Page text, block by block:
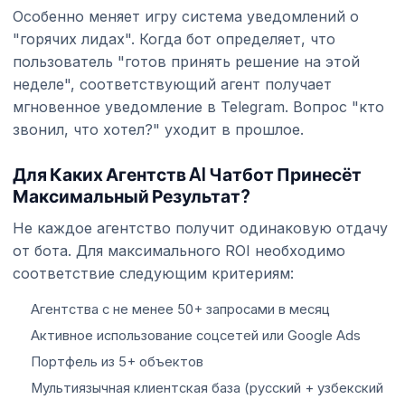
Особенно меняет игру система уведомлений о
"горячих лидах". Когда бот определяет, что
пользователь "готов принять решение на этой
неделе", соответствующий агент получает
мгновенное уведомление в Telegram. Вопрос "кто
звонил, что хотел?" уходит в прошлое.
Для Каких Агентств AI Чатбот Принесёт
Максимальный Результат?
Не каждое агентство получит одинаковую отдачу
от бота. Для максимального ROI необходимо
соответствие следующим критериям:
Агентства с не менее 50+ запросами в месяц
Активное использование соцсетей или Google Ads
Портфель из 5+ объектов
Мультиязычная клиентская база (русский + узбекский